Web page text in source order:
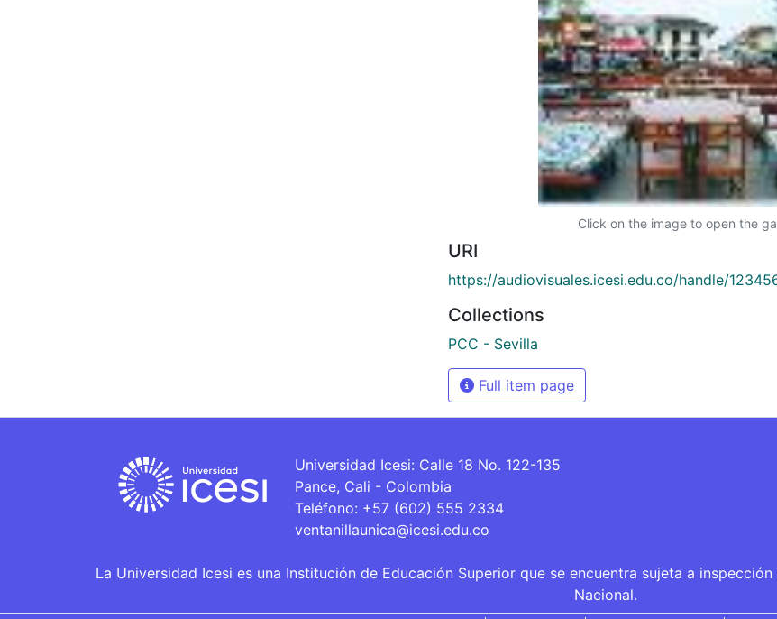
Click on the image to open the
URI
https://audiovisuales.icesi.edu.co/handle/
Collections
PCC - Sevilla
Full item page
Universidad Icesi: Calle 18 No. 122-135
Pance, Cali - Colombia
Teléfono: +57 (602) 555 2334
ventanillaunica@icesi.edu.co
La Universidad Icesi es una Institución de Educación Superior que se encuentra sujeta a
Nacional.